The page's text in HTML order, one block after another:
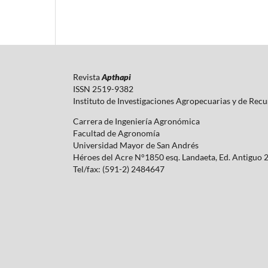
RevistaApthapi
ISSN 2519-9382
Instituto de Investigaciones Agropecuarias y de
Carrera de Ingeniería Agronómica
Facultad de Agronomía
Universidad Mayor de San Andrés
Héroes del Acre N°1850 esq. Landaeta, Ed. Antiguo
Tel/fax: (591-2) 2484647